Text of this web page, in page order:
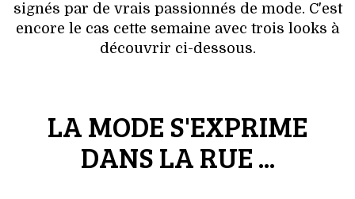
HISTOIRE DES MARQUES
DÉCO
signés par de vrais passionnés de mode. C'est
encore le cas cette semaine avec trois looks à
découvrir ci-dessous.
LA MODE S'EXPRIME
DANS LA RUE ...